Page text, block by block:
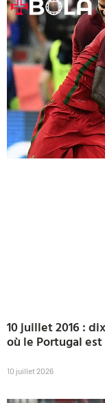
10 juillet 2016 :
où le Portugal
10 juillet 2026